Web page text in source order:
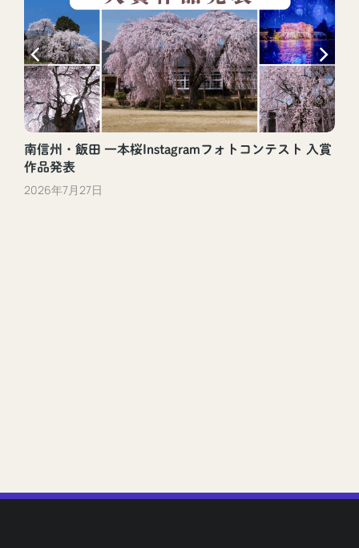
南信州・飯田 一本桜Instagramフォトコンテスト 入賞
作品発表
2026年7月27日